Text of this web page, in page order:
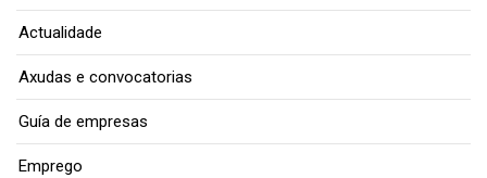
Actualidade
Axudas e convocatorias
Guía de empresas
Emprego